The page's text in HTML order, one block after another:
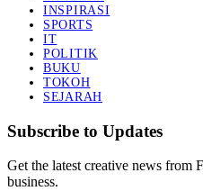
INSPIRASI
SPORTS
IT
POLITIK
BUKU
TOKOH
SEJARAH
Subscribe to Updates
Get the latest creative news from
business.